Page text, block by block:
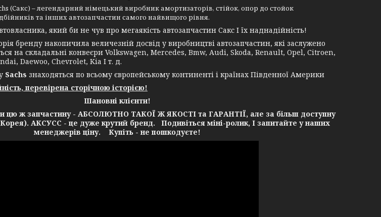
(Сакс) – легендарний німецький виробник амортизаторів, стійок, опор до стойок
та інших автозапчастин самого найвищого рівня.
який би не чув про мегаякість автозапчастин Сакс І їх наднадійність!
бренду накопичила величезній досвід у виробництві автозапчастин, які заслужено
на складальні конвеєри Volkswagen, Mercedes, Bmw, Audi, Skoda, Renault, Opel, Citroen,
Daewoo, Chevrolet, Kia І т. д.
Sachs знаходяться по всьому європейському континенті і країнах Південної Америки
перевірена сторічною історією!
Шановні клієнти!
ж запчастину - АБСОЛЮТНО ТАКОЇ Ж ЯКОСТІ та ГАРАНТІЇ, але за більш доступну
(Корея). АКСУСС - це дуже крутий бренд. Подивіться міні-ролик, І запитайте у наших
менеджерів ціну. Купіть - не пошкодуєте!